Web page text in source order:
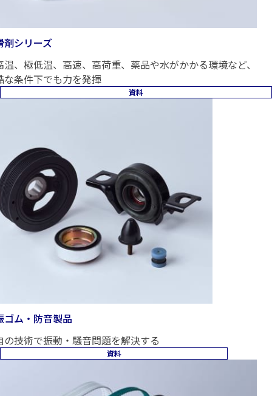
剤シリーズ
温、極低温、高速、高荷重、薬品や水がかかる環境など、
な条件下でも力を発揮
資料
ゴム・防音製品
の技術で振動・騒音問題を解決する
資料